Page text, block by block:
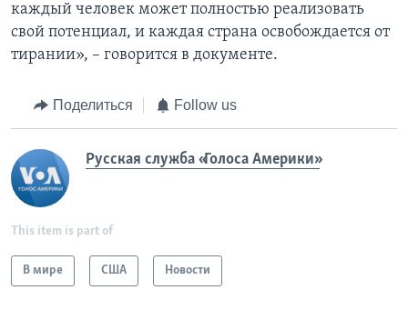
каждый человек может полностью реализовать
свой потенциал, и каждая страна освобождается от
тирании», – говорится в документе.
Поделиться Follow us
Русская служба «Голоса Америки»
This item is part of
В мире США Новости